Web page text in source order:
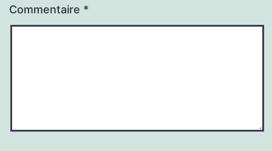
Commentaire *